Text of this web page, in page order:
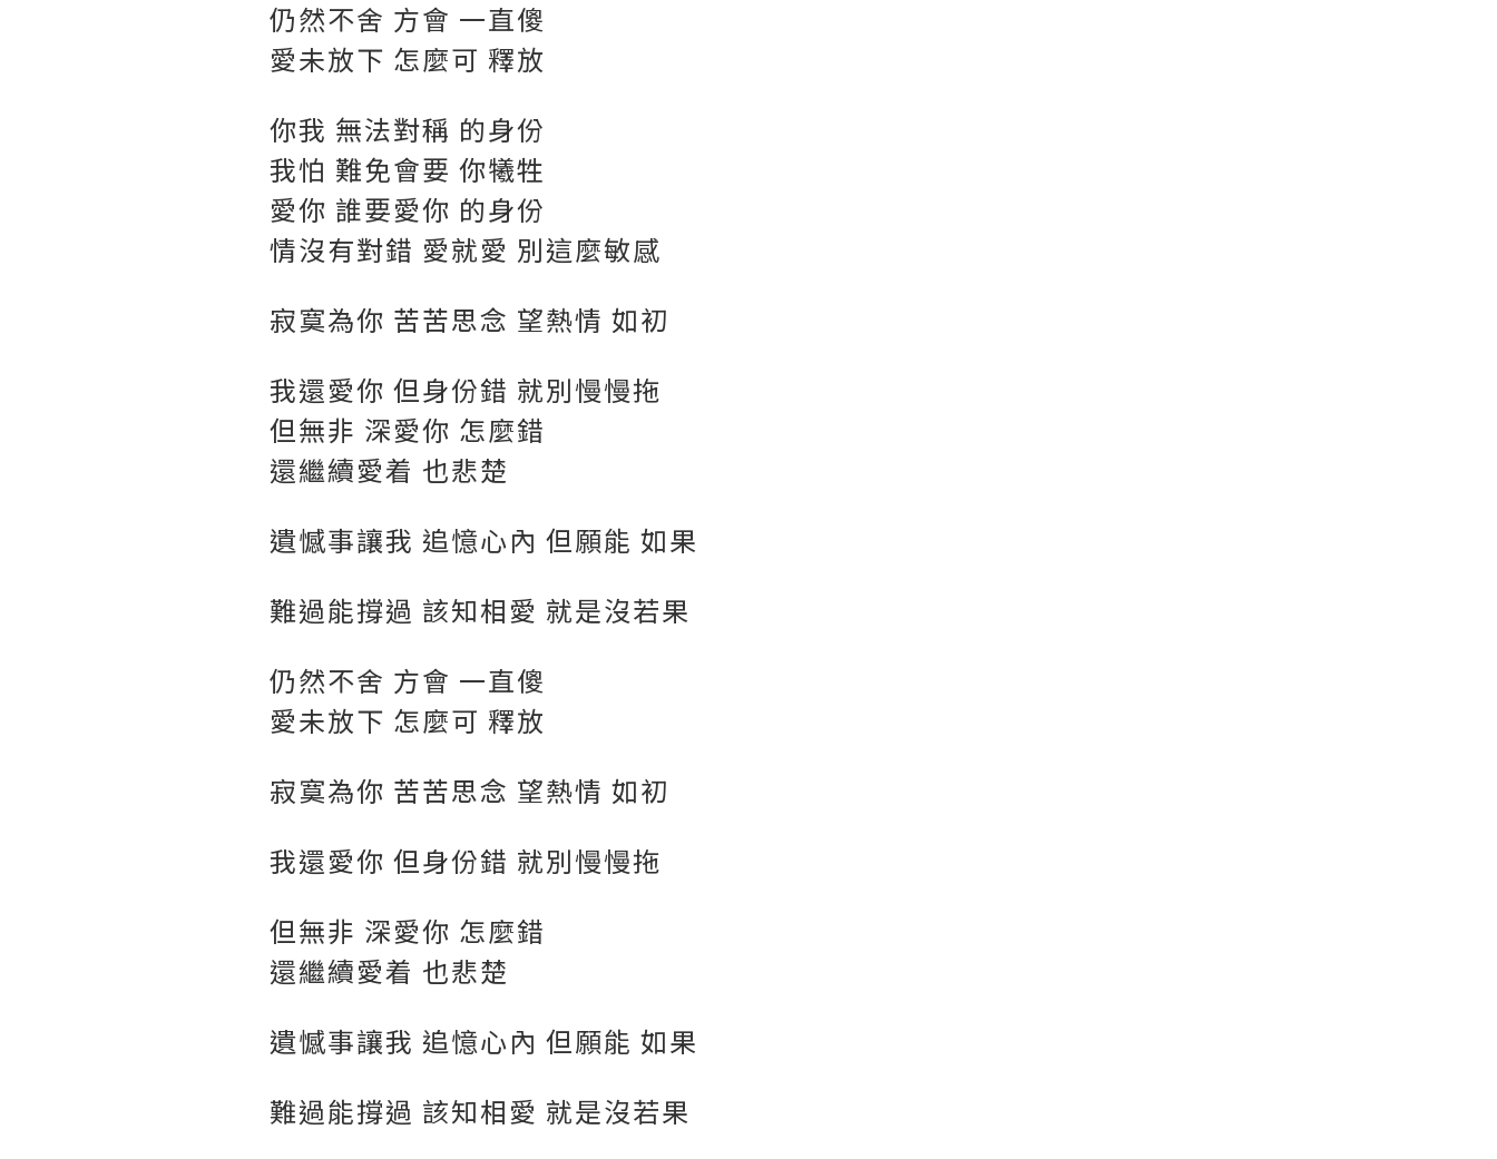
仍然不舍 方會 一直傻
愛未放下 怎麼可 釋放
你我 無法對稱 的身份
我怕 難免會要 你犧牲
愛你 誰要愛你 的身份
情沒有對錯 愛就愛 別這麼敏感
寂寞為你 苦苦思念 望熱情 如初
我還愛你 但身份錯 就別慢慢拖
但無非 深愛你 怎麼錯
還繼續愛着 也悲楚
遺憾事讓我 追憶心內 但願能 如果
難過能撐過 該知相愛 就是沒若果
仍然不舍 方會 一直傻
愛未放下 怎麼可 釋放
寂寞為你 苦苦思念 望熱情 如初
我還愛你 但身份錯 就別慢慢拖
但無非 深愛你 怎麼錯
還繼續愛着 也悲楚
遺憾事讓我 追憶心內 但願能 如果
難過能撐過 該知相愛 就是沒若果